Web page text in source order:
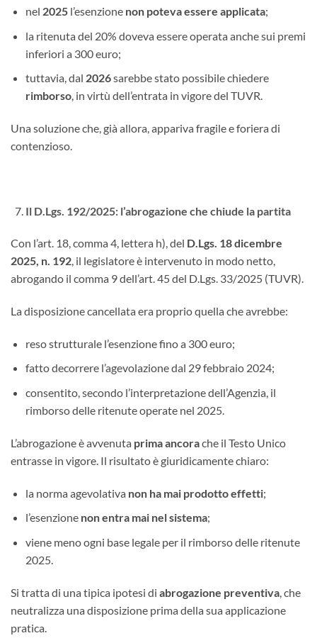
nel 2025l’esenzione non poteva essere applicata;
la ritenuta del 20% doveva essere operata anche sui premi
inferiori a 300 euro;
tuttavia, dal 2026sarebbe stato possibile chiedere
rimborso, in virtù dell’entrata in vigore del TUVR.
Una soluzione che, già allora, appariva fragile e foriera di
contenzioso.
Il D.Lgs. 192/2025: l’abrogazione che chiude la partita
Con l’art. 18, comma 4, lettera h), del D.Lgs. 18 dicembre
2025, n. 192, il legislatore è intervenuto in modo netto,
abrogando il comma 9 dell’art. 45 del D.Lgs. 33/2025 (TUVR).
La disposizione cancellata era proprio quella che avrebbe:
reso strutturale l’esenzione fino a 300 euro;
fatto decorrere l’agevolazione dal 29 febbraio 2024;
consentito, secondo l’interpretazione dell’Agenzia, il
rimborso delle ritenute operate nel 2025.
L’abrogazione è avvenuta prima ancorache il Testo Unico
entrasse in vigore. Il risultato è giuridicamente chiaro:
la norma agevolativa non ha mai prodotto effetti;
l’esenzione non entra mai nel sistema;
viene meno ogni base legale per il rimborso delle ritenute
2025.
Si tratta di una tipica ipotesi di abrogazione preventiva , che
neutralizza una disposizione prima della sua applicazione
pratica.